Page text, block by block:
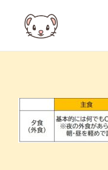
content
稿
ナ
ビ